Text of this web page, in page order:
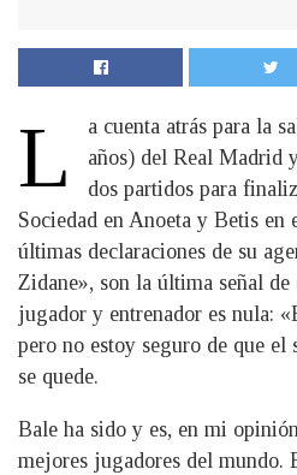
L
a cuenta atrás para la
años) del Real Madrid
dos partidos para
Sociedad en Anoeta y Betis en
últimas declaraciones de su
Zidane», son la última señal
jugador y entrenador es nula:
pero no estoy seguro de que el
se quede.
Bale ha sido y es, en mi
mejores jugadores del mundo.